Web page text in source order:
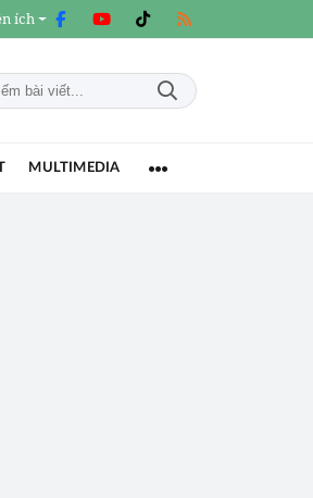
ích
MULTIMEDIA